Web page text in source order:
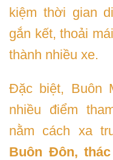
kiệm thời gian
gắn kết, thoải
thành nhiều xe.
Đặc biệt, Buôn
nhiều điểm
nằm cách xa
Buôn Đôn,